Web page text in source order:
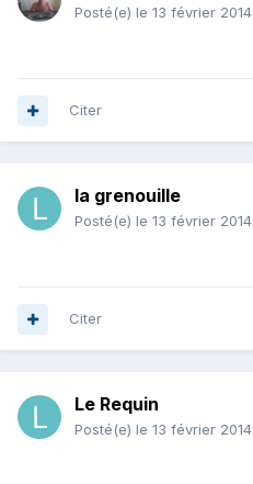
Posté(e) le 13 février 2014
Citer
la grenouille
Posté(e) le 13 février 2014
Citer
Le Requin
Posté(e) le 13 février 2014